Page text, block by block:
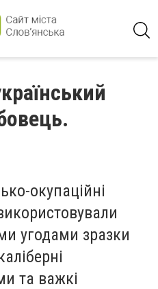
окупаційні
угодами зразки
та важкі